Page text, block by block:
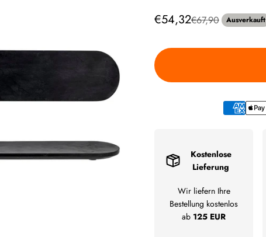
Angebot
€54,32Regulärer Preis
€67,90 Ausverkauft
Kostenlose
Lieferung
Wir liefern Ihre
Bestellung kostenlos
ab 125 EUR